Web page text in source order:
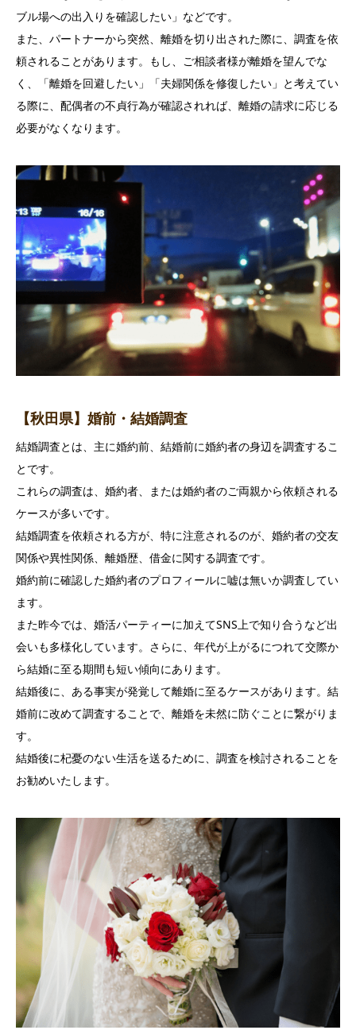
ブル場への出入りを確認したい」などです。
また、パートナーから突然、離婚を切り出された際に、調査を依
頼されることがあります。もし、ご相談者様が離婚を望んでな
く、「離婚を回避したい」「夫婦関係を修復したい」と考えてい
る際に、配偶者の不貞行為が確認されれば、離婚の請求に応じる
必要がなくなります。
【秋田県】婚前・結婚調査
結婚調査とは、主に婚約前、結婚前に婚約者の身辺を調査するこ
とです。
これらの調査は、婚約者、または婚約者のご両親から依頼される
ケースが多いです。
結婚調査を依頼される方が、特に注意されるのが、婚約者の交友
関係や異性関係、離婚歴、借金に関する調査です。
婚約前に確認した婚約者のプロフィールに嘘は無いか調査してい
ます。
また昨今では、婚活パーティーに加えてSNS上で知り合うなど出
会いも多様化しています。さらに、年代が上がるにつれて交際か
ら結婚に至る期間も短い傾向にあります。
結婚後に、ある事実が発覚して離婚に至るケースがあります。結
婚前に改めて調査することで、離婚を未然に防ぐことに繋がりま
す。
結婚後に杞憂のない生活を送るために、調査を検討されることを
お勧めいたします。